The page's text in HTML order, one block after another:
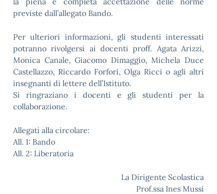
previste dall’allegato Bando.
Per ulteriori informazioni, gli studenti interessati
potranno rivolgersi ai docenti proff. Agata Arizzi,
Monica Canale, Giacomo Dimaggio, Michela Duce
Castellazzo, Riccardo Forfori, Olga Ricci o agli altri
insegnanti di lettere dell’Istituto.
Si ringraziano i docenti e gli studenti per la
collaborazione.
Allegati alla circolare:
All. 1: Bando
All. 2: Liberatoria
La Dirigente Scolastica
Prof.ssa Ines Mussi